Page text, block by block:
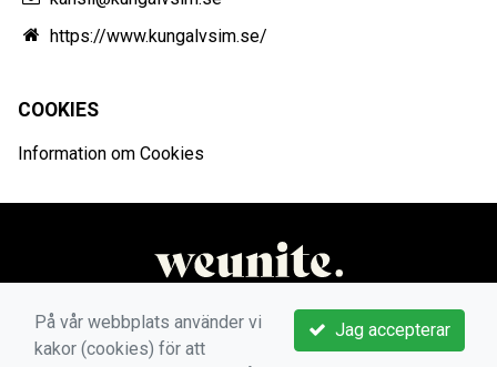
https://www.kungalvsim.se/
COOKIES
Information om Cookies
Jag accepterar
På vår webbplats använder vi
kakor (cookies) för att